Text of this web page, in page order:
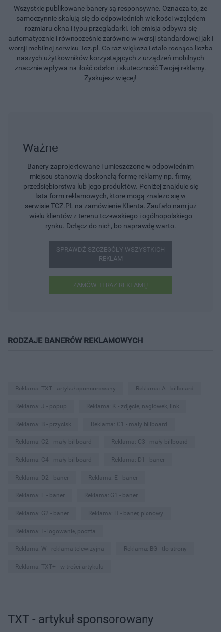
Wszystkie publikowane banery są responsywne. Oznacza to, że
samoczynnie skalują się do odpowiednich wielkości względem
rozmiaru okna i typu przeglądarki. Ich emisja odbywa się
automatycznie i równocześnie zarówno w wersji standardowej jak i
wersji mobilnej serwisu Tcz.pl. Co raz większa i stale rosnąca liczba
naszych użytkowników korzystających z urządzeń mobilnych
znacznie wpływa na ilość odsłon i skuteczność Twojej reklamy.
Zyskujesz więcej!
Ważne
Banery zaprojektowane i umieszczone w odpowiednim
miejscu stanowią doskonałą formę reklamy np. firmy,
przedsiębiorstwa lub jego produktów. Poniżej znajduje się
lista form reklamowych, które mogą znaleźć się w
serwisie TCZ.PL na zamówienie Klienta. Zaufało nam już
wielu klientów z terenu tczewskiego i ogólnopolskiego
rynku. Dołącz do nich, bo naprawdę warto.
SPRAWDŹ SZCZEGÓŁY WSZYSTKICH
REKLAM
ZAMÓW TERAZ REKLAMĘ!
RODZAJE BANERÓW REKLAMOWYCH
Reklama: TXT - artykuł sponsorowany Reklama: A - billboard
Reklama: J - popup Reklama: K - zdjęcie, nagłówek, link
Reklama: B - przycisk Reklama: C1 - mały billboard
Reklama: C2 - mały billboard Reklama: C3 - mały billboard
Reklama: C4 - mały billboard Reklama: D1 - baner
Reklama: D2 - baner Reklama: E - baner
Reklama: F - baner Reklama: G1 - baner
Reklama: G2 - baner Reklama: H - baner, pionowy
Reklama: I - logowanie, poczta
Reklama: W - reklama telewizyjna Reklama: BG - tło strony
Reklama: TXT+ - w treści artykułu
TXT - artykuł sponsorowany